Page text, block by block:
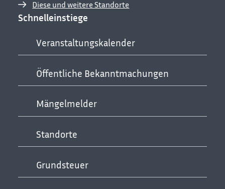
Diese und weitere Standorte
Schnelleinstiege
Veranstaltungskalender
Öffentliche Bekanntmachungen
Mängelmelder
Standorte
Grundsteuer